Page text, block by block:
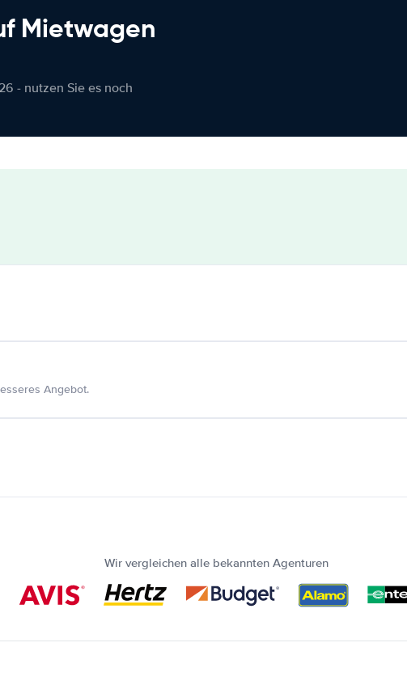
Mietwagen
- nutzen Sie es noch
Angebot.
Wir vergleichen alle bekannten Agenturen